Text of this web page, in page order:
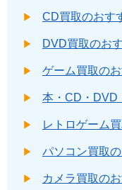
CD買取のおす
DVD買取のお
ゲーム買取の
本・CD・DVD
レトロゲーム
パソコン買取
カメラ買取の